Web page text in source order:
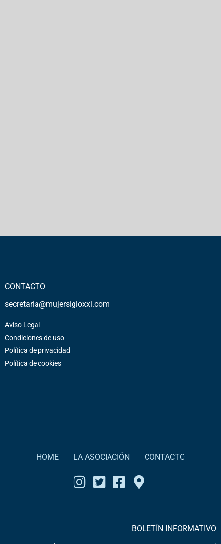
CONTACTO
secretaria@mujersigloxxi.com
Aviso Legal
Condiciones de uso
Política de privacidad
Política de cookies
HOME LA ASOCIACIÓN CONTACTO
BOLETÍN INFORMATIVO